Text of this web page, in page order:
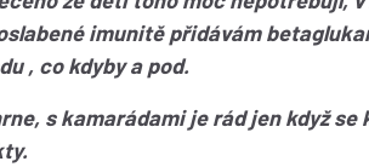
imunitě přidávám
, co kdyby a pod.
s kamarádami je rád jen když se